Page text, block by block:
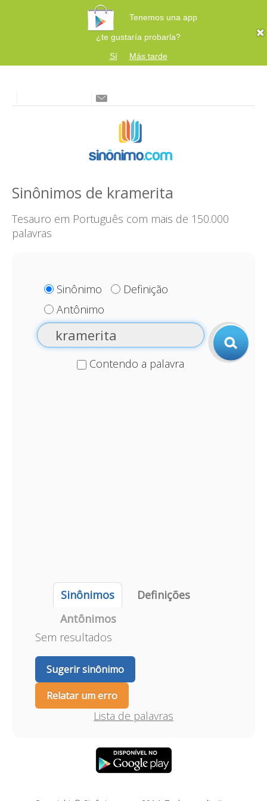
Tenemos una app
¿te gustaría probarla?
Sí
Más tarde
Sinônimos de kramerita
Tesauro em Português com mais de 150.000
palavras
Sinônimo
Definição
Antônimo
Contendo a palavra
Sinônimos
Definições
Antônimos
Sem resultados
Sugerir sinônimo
Relatar um erro
Lista de palavras